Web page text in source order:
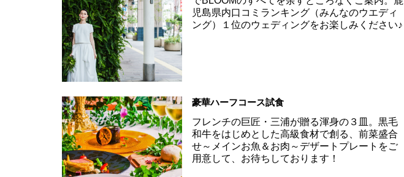
児島県内口コミランキング（みんなのウエディ
ング）１位のウェディングをお楽しみください♪
豪華ハーフコース試食
フレンチの巨匠・三浦が贈る渾身の３皿。黒毛
和牛をはじめとした高級食材で創る、前菜盛合
せ～メインお魚＆お肉～デザートプレートをご
用意して、お待ちしております！